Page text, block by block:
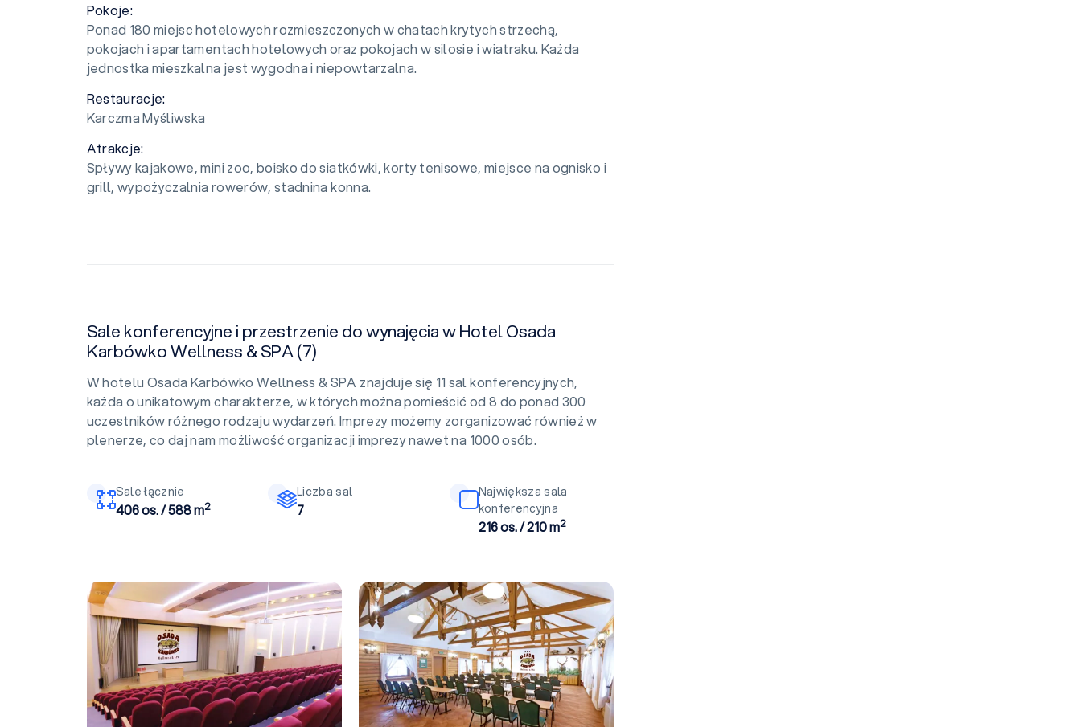
Pokoje:
Ponad 180 miejsc hotelowych rozmieszczonych w chatach krytych strzechą,
pokojach i apartamentach hotelowych oraz pokojach w silosie i wiatraku. Każda
jednostka mieszkalna jest wygodna i niepowtarzalna.
Restauracje:
Karczma Myśliwska
Atrakcje:
Spływy kajakowe, mini zoo, boisko do siatkówki, korty tenisowe, miejsce na ognisko i
grill, wypożyczalnia rowerów, stadnina konna.
Sale konferencyjne i przestrzenie do wynajęcia w Hotel Osada
Karbówko Wellness & SPA (7)
W hotelu Osada Karbówko Wellness & SPA znajduje się 11 sal konferencyjnych,
każda o unikatowym charakterze, w których można pomieścić od 8 do ponad 300
uczestników różnego rodzaju wydarzeń. Imprezy możemy zorganizować również w
plenerze, co daj nam możliwość organizacji imprezy nawet na 1000 osób.
Sale łącznie
406 os. / 588 m2
Liczba sal
7
Największa sala
konferencyjna
216 os. / 210 m2
Centrum Konferencyjne (budynek 12) AULA Leśniczówka (budynek 9)